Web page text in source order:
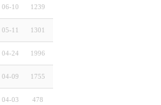
06-10 1239
05-11 1301
04-24 1996
04-09 1755
04-03 478